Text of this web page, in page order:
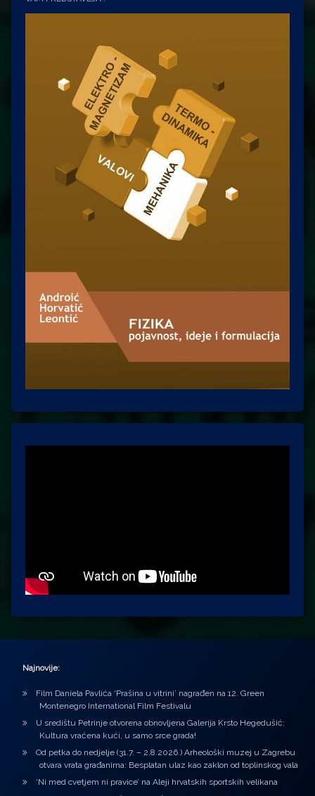
Najnovije:
Film Daniela Pavlića ‘Prašina u vitrini’ nagrađen na 12. Green
Montenegro International Film Festivalu
U središtu Petrinje otvorena obnovljena Galerija Krsto Hegedušić:
Kultura vraćena kući, u samo srce grada!
Od petka do nedjelje (31.7. – 2.8.2026.) Arheološki muzej u Zagrebu
otvara vrata građanima: Besplatan ulaz kao zaklon od toplinskog vala
‘Ni med cvetjem ni pravice’ na Aleji hrvatskih sportskih velikana